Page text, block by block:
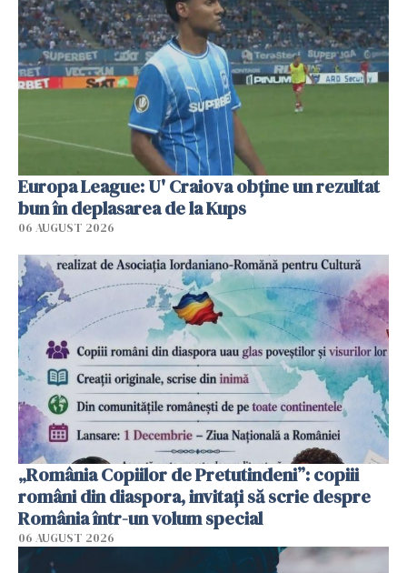
Europa League: U' Craiova obține un rezultat
bun în deplasarea de la Kups
06 AUGUST 2026
„România Copiilor de Pretutindeni”: copiii
români din diaspora, invitați să scrie despre
România într-un volum special
06 AUGUST 2026